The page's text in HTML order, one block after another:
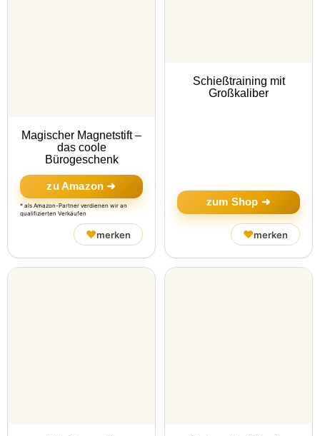
Magischer Magnetstift –
das coole
Bürogeschenk
zu Amazon ➜
* als Amazon-Partner verdienen wir an
qualifizierten Verkäufen
♥merken
Schießtraining mit
Großkaliber
zum Shop ➜
♥merken